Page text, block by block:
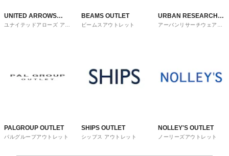
UNITED ARROWS
OUTLET
ユナイテッドアローズ アウ
BEAMS OUTLET
ビームスアウトレット
URBAN RESEARCH
ware house
アーバンリサーチウェアハ
PALGROUP OUTLET
パルグループアウトレット
SHIPS OUTLET
シップス アウトレット
NOLLEY'S OUTLET
ノーリーズアウトレット